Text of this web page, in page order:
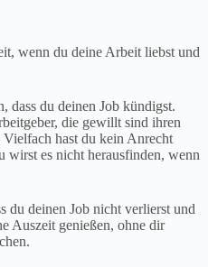
wenn du deine Arbeit liebst und
dass du deinen Job kündigst.
die gewillt sind ihren
hast du kein Anrecht
wirst es nicht herausfinden, wenn
du deinen Job nicht verlierst und
Auszeit genießen, ohne dir